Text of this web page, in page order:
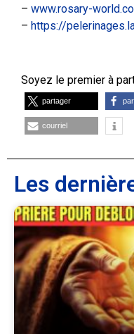
– www.rosary-
– https://
Soyez le premier à
partager
courriel
Les